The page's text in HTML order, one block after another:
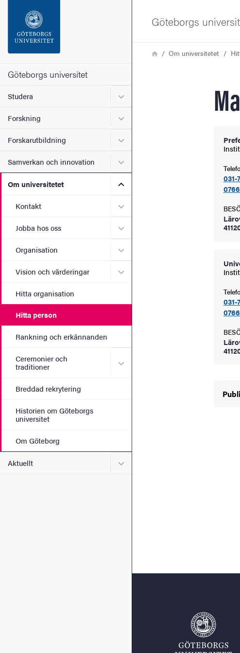
Sidfoten
Om webbplatsen
Göteborgs universitet
Studera Undermeny för Studera
Forskning Undermeny för Forskning
Forskarutbildning Undermeny för Forskarutbildning
Samverkan och innovation Undermeny för Samverkan och
Om universitetet Undermeny för Om universitetet
Kontakt Undermeny för Kontakt
Jobba hos oss Undermeny för Jobba hos oss
Organisation Undermeny för Organisation
Vision och värderingar Undermeny för Vision och
Hitta organisation
Hitta person
Rankning och erkännanden
Ceremonier och
traditioner
Undermeny för Ceremonier och
Breddad rekrytering
Historien om Göteborgs
universitet
Om Göteborg
Aktuellt Undermeny för Aktuellt
Göteborgs
LänkstigHemOm universitetet
031-
031-